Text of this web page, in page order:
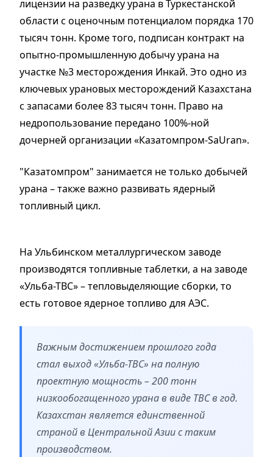
лицензии на разведку урана в Туркестанской
области с оценочным потенциалом порядка 170
тысяч тонн. Кроме того, подписан контракт на
опытно-промышленную добычу урана на
участке №3 месторождения Инкай. Это одно из
ключевых урановых месторождений Казахстана
с запасами более 83 тысяч тонн. Право на
недропользование передано 100%-ной
дочерней организации «Казатомпром-SaUran».
"Казатомпром" занимается не только добычей
урана – также важно развивать ядерный
топливный цикл.
На Ульбинском металлургическом заводе
производятся топливные таблетки, а на заводе
«Ульба-ТВС» – тепловыделяющие сборки, то
есть готовое ядерное топливо для АЭС.
Важным достижением прошлого года
стал выход «Ульба-ТВС» на полную
проектную мощность – 200 тонн
низкообогащенного урана в виде ТВС в год.
Казахстан является единственной
страной в Центральной Азии с таким
производством.